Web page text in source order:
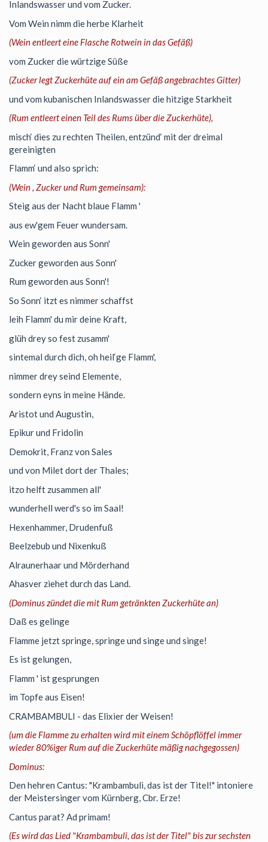
Inlandswasser und vom Zucker.
Vom Wein nimm die herbe Klarheit
(Wein entleert eine Flasche Rotwein in das Gefäß)
vom Zucker die würtzige Süße
(Zucker legt Zuckerhüte auf ein am Gefäß angebrachtes Gitter)
und vom kubanischen Inlandswasser die hitzige Starkheit
(Rum entleert einen Teil des Rums über die Zuckerhüte),
misch‘ dies zu rechten Theilen, entzünd‘ mit der dreimal
gereinigten
Flamm‘ und also sprich:
(Wein , Zucker und Rum gemeinsam):
Steig aus der Nacht blaue Flamm '
aus ew'gem Feuer wundersam.
Wein geworden aus Sonn'
Zucker geworden aus Sonn'
Rum geworden aus Sonn'!
So Sonn‘ itzt es nimmer schaffst
leih Flamm' du mir deine Kraft,
glüh drey so fest zusamm'
sintemal durch dich, oh heil‘ge Flamm',
nimmer drey seind Elemente,
sondern eyns in meine Hände.
Aristot und Augustin,
Epikur und Fridolin
Demokrit, Franz von Sales
und von Milet dort der Thales;
itzo helft zusammen all'
wunderhell werd's so im Saal!
Hexenhammer, Drudenfuß
Beelzebub und Nixenkuß
Alraunerhaar und Mörderhand
Ahasver ziehet durch das Land.
(Dominus zündet die mit Rum getränkten Zuckerhüte an)
Daß es gelinge
Flamme jetzt springe, springe und singe und singe!
Es ist gelungen,
Flamm ' ist gesprungen
im Topfe aus Eisen!
CRAMBAMBULI - das Elixier der Weisen!
(um die Flamme zu erhalten wird mit einem Schöpflöffel immer
wieder 80%iger Rum auf die Zuckerhüte mäßig nachgegossen)
Dominus:
Den hehren Cantus: "Krambambuli, das ist der Titel!" intoniere
der Meistersinger vom Kürnberg, Cbr. Erze!
Cantus parat? Ad primam!
(Es wird das Lied "Krambambuli, das ist der Titel" bis zur sechsten